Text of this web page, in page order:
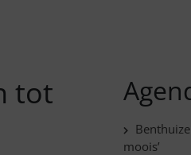
tot
moois’